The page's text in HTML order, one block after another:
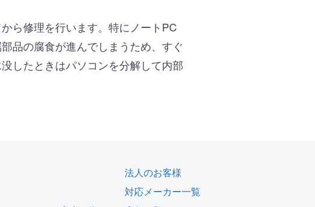
ら修理を行います。特にノートPC
品の腐食が進んでしまうため、すぐ
したときはパソコンを分解して内部
法人のお客様
対応メーカー一覧